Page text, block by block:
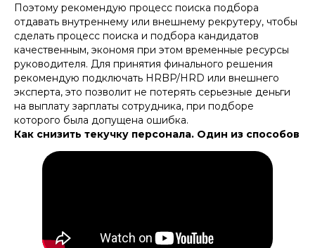
Поэтому рекомендую процесс поиска подбора
отдавать внутреннему или внешнему рекрутеру, чтобы
сделать процесс поиска и подбора кандидатов
качественным, экономя при этом временные ресурсы
руководителя. Для принятия финального решения
рекомендую подключать HRBP/HRD или внешнего
эксперта, это позволит не потерять серьезные деньги
на выплату зарплаты сотрудника, при подборе
которого была допущена ошибка.
Как снизить текучку персонала. Один из способов